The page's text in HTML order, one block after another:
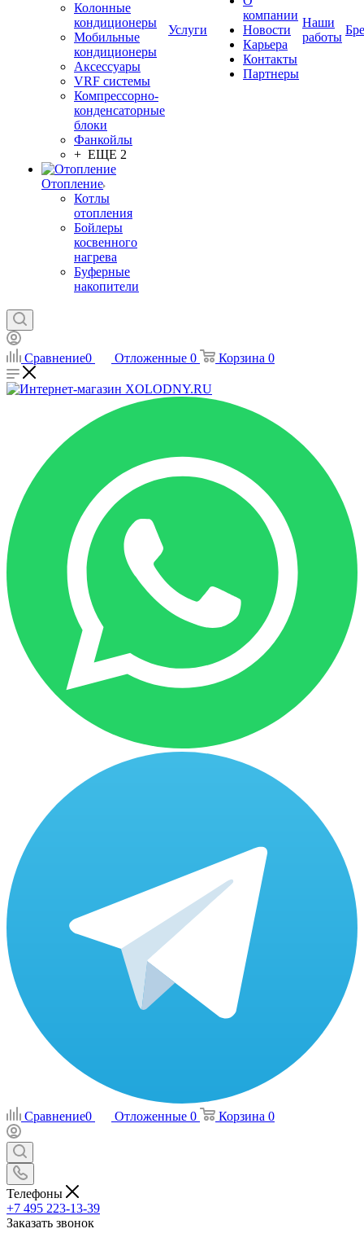
Колонные
кондиционеры
Мобильные
кондиционеры
Аксессуары
VRF системы
Компрессорно-
конденсаторные
блоки
Фанкойлы
+ ЕЩЕ 2
Отопление
Котлы
отопления
Бойлеры
косвенного
нагрева
Буферные
накопители
Услуги
компании
Новости
Карьера
Контакты
Партнеры
Наши
работы
Сравнение0 Отложенные 0 Корзина 0
Сравнение0 Отложенные 0 Корзина 0
Телефоны
+7 495 223-13-39
Заказать звонок